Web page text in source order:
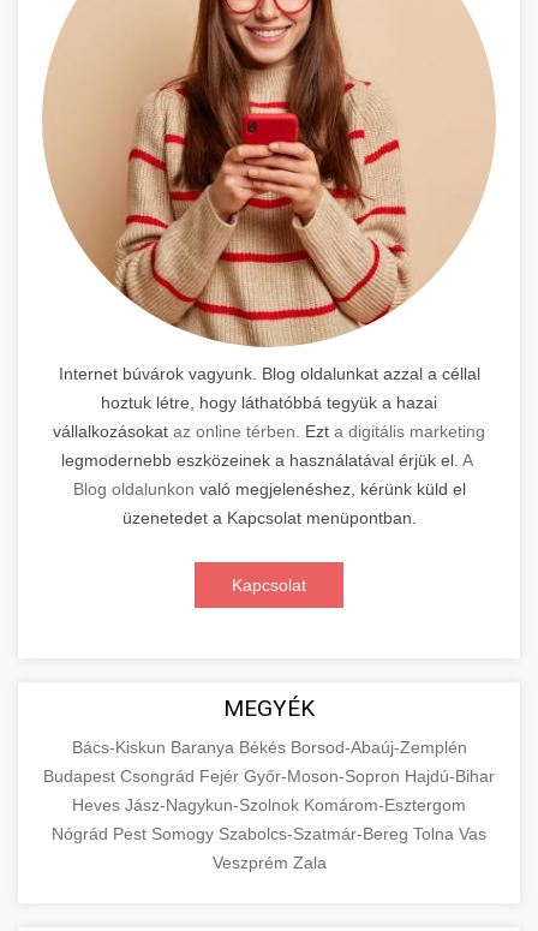
Internet búvárok vagyunk. Blog oldalunkat azzal a céllal
hoztuk létre, hogy láthatóbbá tegyük a hazai
vállalkozásokat az online térben. Ezt a digitális marketing
legmodernebb eszközeinek a használatával érjük el. A
Blog oldalunkon való megjelenéshez, kérünk küld el
üzenetedet a Kapcsolat menüpontban.
Kapcsolat
MEGYÉK
Bács-Kiskun Baranya Békés Borsod-Abaúj-Zemplén
Budapest Csongrád Fejér Győr-Moson-Sopron Hajdú-Bihar
Heves Jász-Nagykun-Szolnok Komárom-Esztergom
Nógrád Pest Somogy Szabolcs-Szatmár-Bereg Tolna Vas
Veszprém Zala